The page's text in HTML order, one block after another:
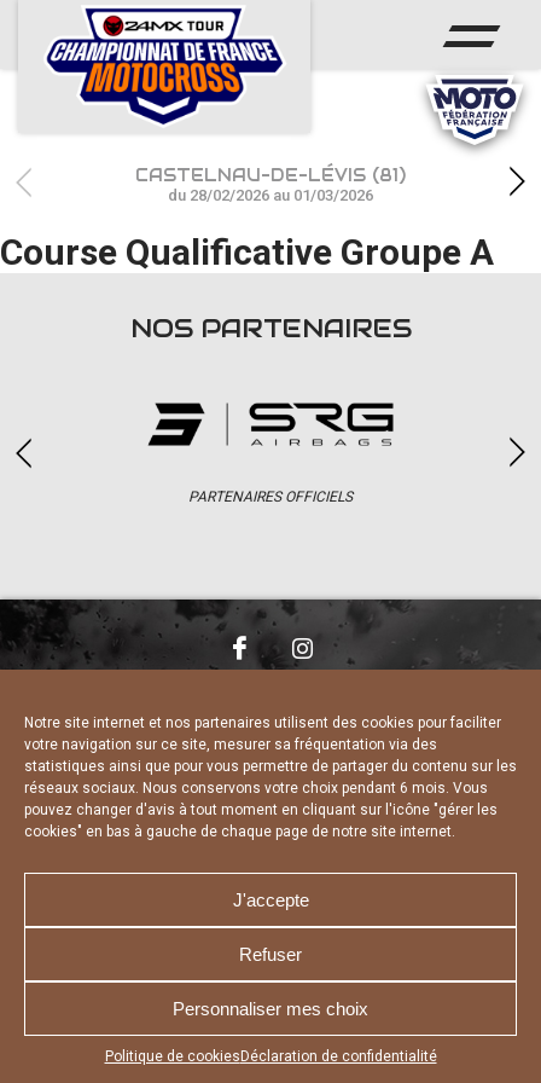
Notre site internet et nos partenaires utilisent des cookies pour faciliter
votre navigation sur ce site, mesurer sa fréquentation via des
statistiques ainsi que pour vous permettre de partager du contenu sur les
réseaux sociaux. Nous conservons votre choix pendant 6 mois. Vous
pouvez changer d'avis à tout moment en cliquant sur l'icône "gérer les
cookies" en bas à gauche de chaque page de notre site internet.
J'accepte
Refuser
Personnaliser mes choix
Politique de cookies Déclaration de confidentialité
Appuyez sur le bouton partager en bas de votre
ACCUEIL
ACTUS
CALENDRIER
RÉSULTATS
PHOTOS / WEB TV
CASTELNAU-DE-LÉVIS (81)
du 28/02/2026 au 01/03/2026
Course Qualificative Groupe A
NOS PARTENAIRES
PARTENAIRES OFFICIELS
CHARTE DE CONFIDENTIALITÉ
DÉCLARATION DE CONFIDENTIALITÉ
POLITIQUE D’UTILISATION DES COOKIES
RÉALISÉ PAR L’AGENCE WEB A3 WEB